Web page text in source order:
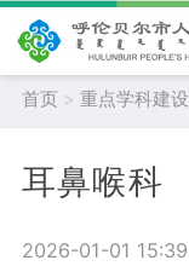
首页 > 重点学科建设
耳鼻喉科
2026-01-01 15:39